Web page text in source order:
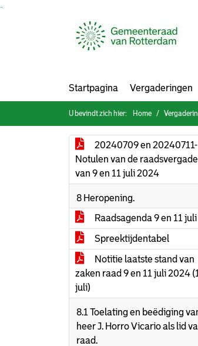
Startpagina Vergaderingen
U bevindt zich hier: Home
20240709 en 20240711-
Notulen van de
van 9 en 11 juli 2024
8 Heropening.
Raadsagenda 9 en 11
Spreektijdentabel
Notitie laatste stand van
zaken raad 9 en 11 juli 2024
juli)
8.1 Toelating en beëdiging
heer J. Horro Vicario als lid
raad.